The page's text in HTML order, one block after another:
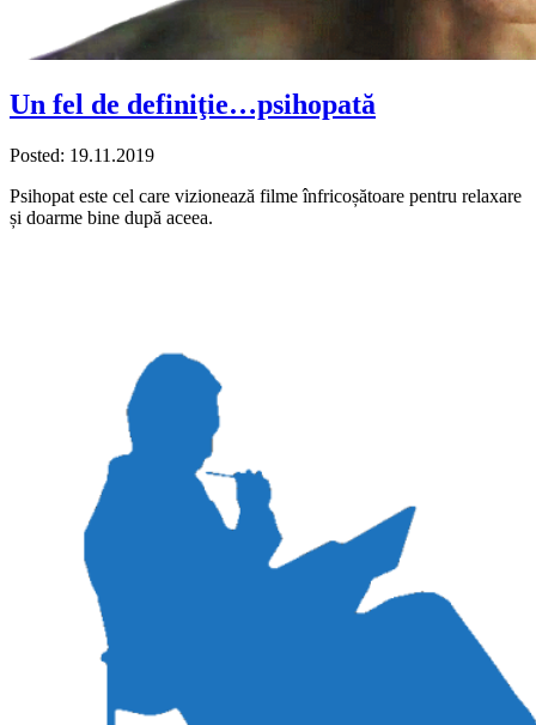
Un fel de definiţie…psihopată
Posted: 19.11.2019
Psihopat este cel care vizionează filme înfricoșătoare pentru relaxare
și doarme bine după aceea.